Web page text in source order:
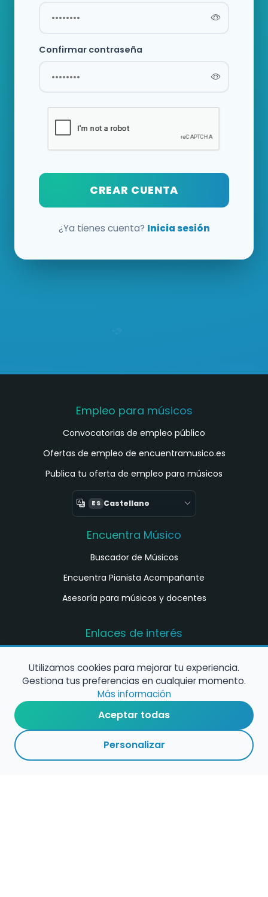
Confirmar contraseña
CREAR CUENTA
¿Ya tienes cuenta? Inicia sesión
Empleo para músicos
Convocatorias de empleo público
Ofertas de empleo de encuentramusico.es
Publica tu oferta de empleo para músicos
ES Castellano
Encuentra Músico
Buscador de Músicos
Encuentra Pianista Acompañante
Asesoría para músicos y docentes
Enlaces de interés
música en España
Configura alertas de empleo
Contacta con nosotros
Utilizamos cookies para mejorar tu experiencia.
Gestiona tus preferencias en cualquier momento.
Más información
Aceptar todas
Personalizar